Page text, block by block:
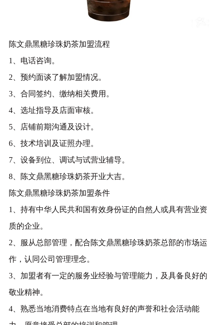
陈文鼎黑糖珍珠奶茶加盟流程
1、电话咨询。
2、预约面谈了解加盟情况。
3、合同签约、缴纳相关费用。
4、选址指导及店面审核。
5、店铺前期沟通及设计。
6、技术培训及证照办理。
7、设备到位、调试与试营业辅导。
8、陈文鼎黑糖珍珠奶茶开业大吉。
陈文鼎黑糖珍珠奶茶加盟条件
1、持有中华人民共和国有效身份证的自然人或具有营业资
质的企业。
2、服从总部管理，配合陈文鼎黑糖珍珠奶茶总部的市场运
作，认同公司管理理念。
3、加盟者有一定的服务业经验与管理能力，及具备良好的
敬业精神。
4、熟悉当地消费特点在当地有良好的声誉和社会活动能